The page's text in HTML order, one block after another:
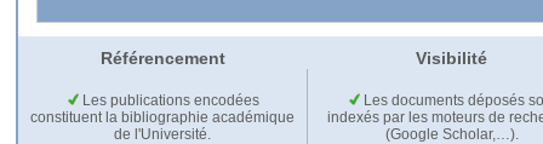
Référencement Visibilité
Les publications encodées
constituent la bibliographie académique
de l'Université.
Les documents déposés
indexés par les moteurs de
(Google Scholar,…).